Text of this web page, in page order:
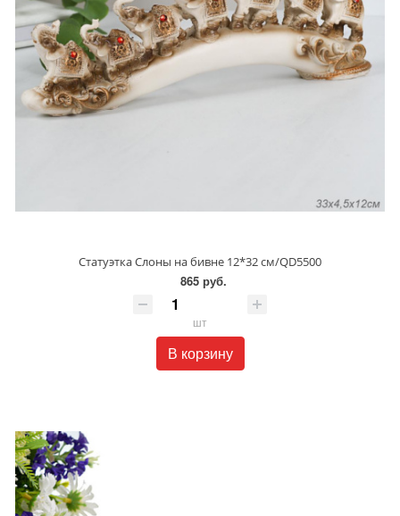
Статуэтка Слоны на бивне 12*32 см/QD5500
865 руб.
шт
В корзину